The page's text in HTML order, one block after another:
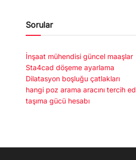
Sorular
İnşaat mühendisi güncel maaşlar
Sta4cad döşeme ayarlama
Dilatasyon boşluğu çatlakları
hangi poz arama aracını tercih
taşıma gücü hesabı